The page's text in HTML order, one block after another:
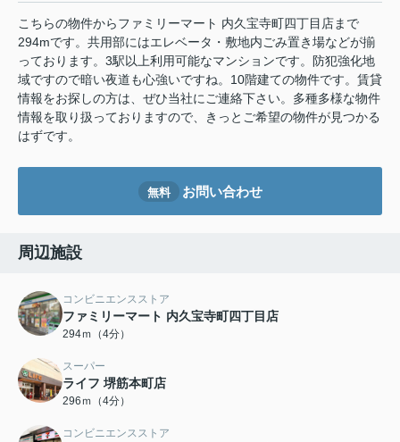
こちらの物件からファミリーマート 内久宝寺町四丁目店まで
294mです。共用部にはエレベータ・敷地内ごみ置き場などが揃
っております。3駅以上利用可能なマンションです。防犯強化地
域ですので暗い夜道も心強いですね。10階建ての物件です。賃貸
情報をお探しの方は、ぜひ当社にご連絡下さい。多種多様な物件
情報を取り扱っておりますので、きっとご希望の物件が見つかる
はずです。
無料 お問い合わせ
周辺施設
コンビニエンスストア
ファミリーマート 内久宝寺町四丁目店
294ｍ（4分）
スーパー
ライフ 堺筋本町店
296ｍ（4分）
コンビニエンスストア